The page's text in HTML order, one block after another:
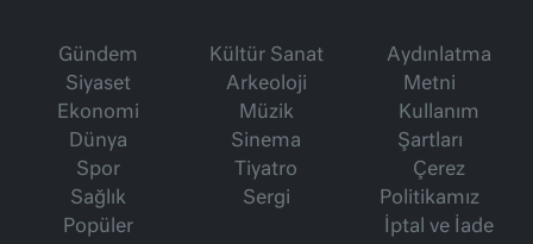
Gündem
Siyaset
Ekonomi
Dünya
Spor
Sağlık
Popüler
Kültür Sanat
Arkeoloji
Müzik
Sinema
Tiyatro
Sergi
Aydınlatma
Metni
Kullanım
Şartları
Çerez
Politikamız
İptal ve İade